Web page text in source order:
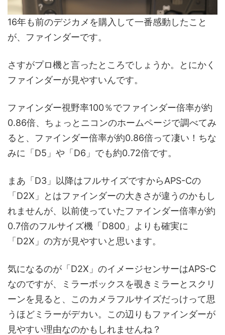
16年も前のデジカメを購入して一番感動したこと
が、ファインダーです。
さすがプロ機と言ったところでしょうか。とにかく
ファインダーが見やすいんです。
ファインダー視野率100％でファインダー倍率が約
0.86倍、ちょっとニコンのホームページで調べてみ
ると、ファインダー倍率が約0.86倍って凄い！ちな
みに「D5」や「D6」でも約0.72倍です。
まあ「D3」以降はフルサイズですからAPS-Cの
「D2X」とはファインダーの大きさが違うのかもし
れませんが、以前使っていたファインダー倍率が約
0.7倍のフルサイズ機「D800」よりも確実に
「D2X」の方が見やすいと思います。
気になるのが「D2X」のイメージセンサーはAPS-C
なのですが、ミラーボックスを覗きミラーとスクリ
ーンを見ると、このカメラフルサイズだっけって思
うほどミラーがデカい。この辺りもファインダーが
見やすい理由なのかもしれませんね？